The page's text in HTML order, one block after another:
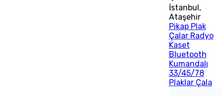
İstanbul ,
Ataşehir
Pikap Plak
Çalar Radyo
Kaset
Bluetooth
Kumandalı
33/45/78
Plaklar Çala